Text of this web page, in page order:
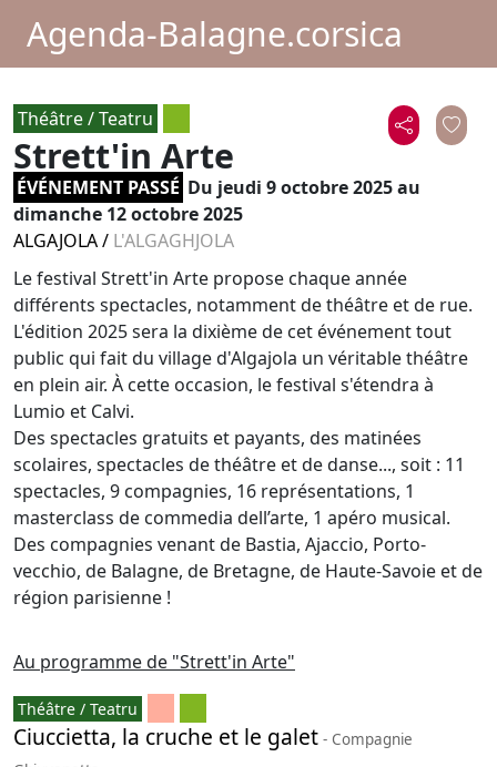
Agenda-Balagne.corsica
Théâtre / Teatru
Strett'in Arte
ÉVÉNEMENT PASSÉ Du jeudi 9 octobre 2025au
dimanche 12 octobre 2025
ALGAJOLA/ L'ALGAGHJOLA
Le festival Strett'in Arte propose chaque année
différents spectacles, notamment de théâtre et de rue.
L'édition 2025 sera la dixième de cet événement tout
public qui fait du village d'Algajola un véritable théâtre
en plein air. À cette occasion, le festival s'étendra à
Lumio et Calvi.
Des spectacles gratuits et payants, des matinées
scolaires, spectacles de théâtre et de danse..., soit : 11
spectacles, 9 compagnies, 16 représentations, 1
masterclass de commedia dell’arte, 1 apéro musical.
Des compagnies venant de Bastia, Ajaccio, Porto-
vecchio, de Balagne, de Bretagne, de Haute-Savoie et de
région parisienne !
Au programme de "Strett'in Arte"
Théâtre / Teatru
Ciuccietta, la cruche et le galet - Compagnie